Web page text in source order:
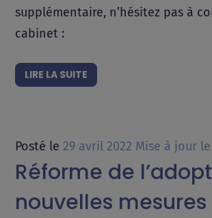
supplémentaire, n’hésitez pas à
cabinet :
LIRE LA SUITE
Posté le 29 avril 2022 Mise à jour le
Réforme de
nouvelles mesures